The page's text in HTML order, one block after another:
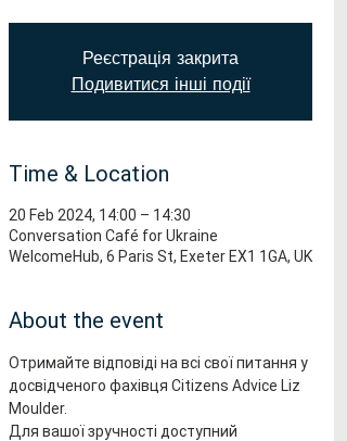
Реєстрація закрита
Подивитися інші події
Time & Location
20 Feb 2024, 14:00 – 14:30
Conversation Café for Ukraine
WelcomeHub, 6 Paris St, Exeter EX1 1GA, UK
About the event
Отримайте відповіді на всі свої питання у
досвідченого фахівця Citizens Advice Liz
Moulder.
Для вашої зручності доступний